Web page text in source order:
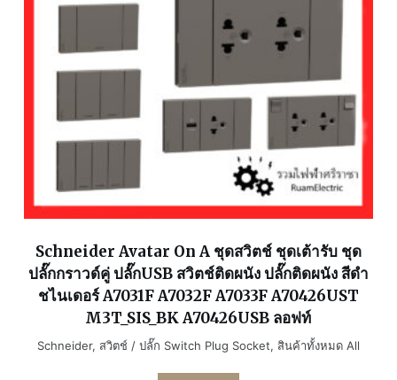
Schneider Avatar On A ชุดสวิตช์ ชุดเต้ารับ ชุด
ปลั๊กกราวด์คู่ ปลั๊กUSB สวิตช์ติดผนัง ปลั๊กติดผนัง สีดำ
ชไนเดอร์ A7031F A7032F A7033F A70426UST
M3T_SIS_BK A70426USB ลอฟท์
Schneider, สวิตช์ / ปลั๊ก Switch Plug Socket, สินค้าทั้งหมด All